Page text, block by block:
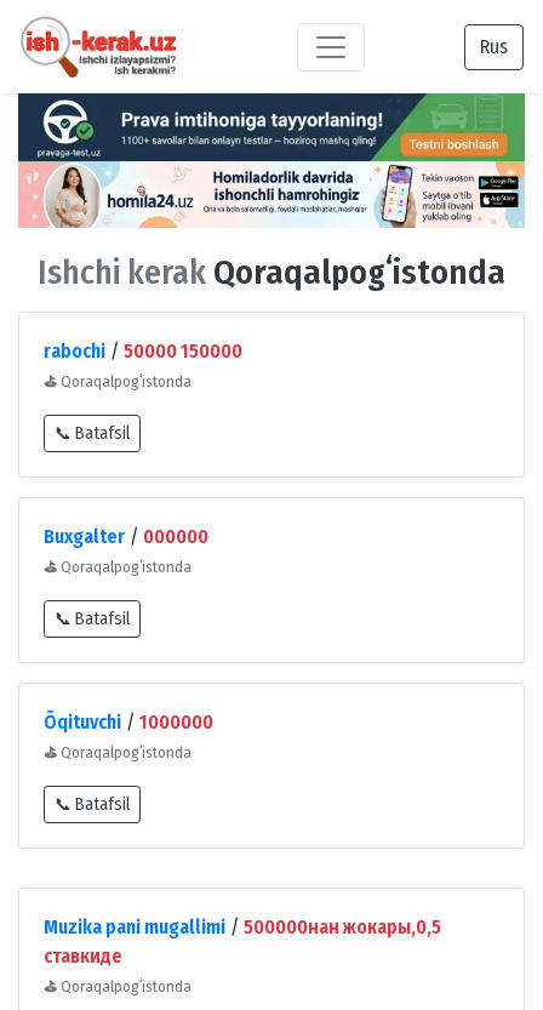
Rus
Ishchi kerak Qoraqalpogʻistonda
rabochi / 50000 150000
⛳ Qoraqalpogʻistonda
📞 Batafsil
Buxgalter / 000000
⛳ Qoraqalpogʻistonda
📞 Batafsil
Õqituvchi / 1000000
⛳ Qoraqalpogʻistonda
📞 Batafsil
Muzika pani mugallimi / 500000нан жокары,0,5
ставкиде
⛳ Qoraqalpogʻistonda